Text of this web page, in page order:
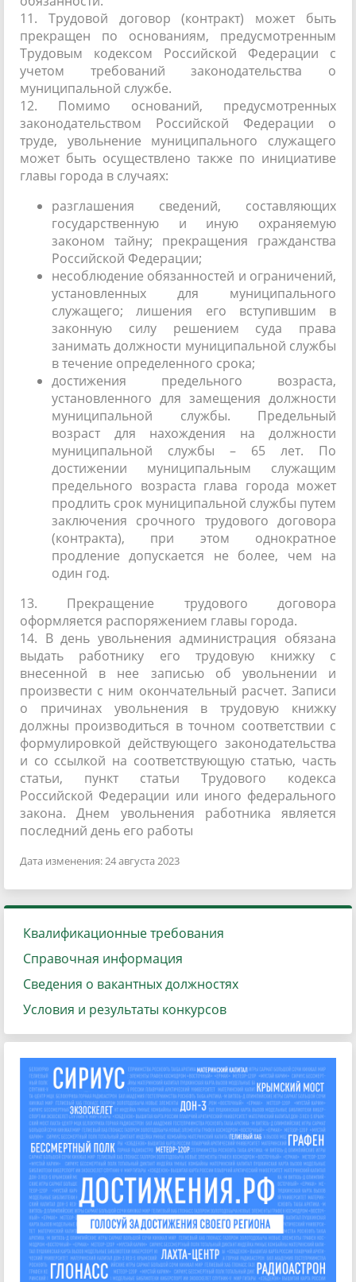
11. Трудовой договор (контракт) может быть
прекращен по основаниям, предусмотренным
Трудовым кодексом Российской Федерации с
учетом требований законодательства о
муниципальной службе.
12. Помимо оснований, предусмотренных
законодательством Российской Федерации о
труде, увольнение муниципального служащего
может быть осуществлено также по инициативе
главы города в случаях:
разглашения сведений, составляющих
государственную и иную охраняемую
законом тайну; прекращения гражданства
Российской Федерации;
несоблюдение обязанностей и ограничений,
установленных для муниципального
служащего; лишения его вступившим в
законную силу решением суда права
занимать должности муниципальной службы
в течение определенного срока;
достижения предельного возраста,
установленного для замещения должности
муниципальной службы. Предельный
возраст для нахождения на должности
муниципальной службы – 65 лет. По
достижении муниципальным служащим
предельного возраста глава города может
продлить срок муниципальной службы путем
заключения срочного трудового договора
(контракта), при этом однократное
продление допускается не более, чем на
один год.
13. Прекращение трудового договора
оформляется распоряжением главы города.
14. В день увольнения администрация обязана
выдать работнику его трудовую книжку с
внесенной в нее записью об увольнении и
произвести с ним окончательный расчет. Записи
о причинах увольнения в трудовую книжку
должны производиться в точном соответствии с
формулировкой действующего законодательства
и со ссылкой на соответствующую статью, часть
статьи, пункт статьи Трудового кодекса
Российской Федерации или иного федерального
закона. Днем увольнения работника является
последний день его работы
Дата изменения: 24 августа 2023
Квалификационные требования
Справочная информация
Сведения о вакантных должностях
Условия и результаты конкурсов